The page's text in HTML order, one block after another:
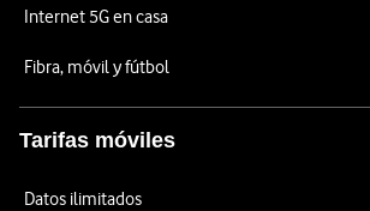
Internet 5G en casa
Fibra, móvil y fútbol
Tarifas móviles
Datos ilimitados